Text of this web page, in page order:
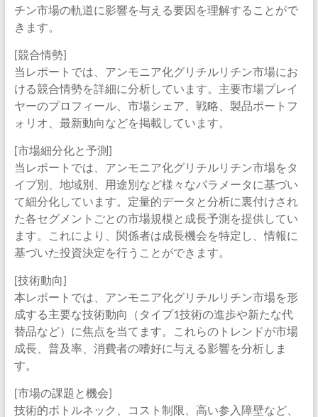
チン市場の軌道に影響を与える要因を理解することがで
きます。
[競合情勢]
当レポートでは、アンモニア化グリチルリチン市場にお
ける競合情勢を詳細に分析しています。主要市場プレイ
ヤーのプロフィール、市場シェア、戦略、製品ポートフ
ォリオ、最新動向などを掲載しています。
[市場細分化と予測]
当レポートでは、アンモニア化グリチルリチン市場をタ
イプ別、地域別、用途別など様々なパラメータに基づい
て細分化しています。定量的データと分析に裏付けされ
た各セグメントごとの市場規模と成長予測を提供してい
ます。これにより、関係者は成長機会を特定し、情報に
基づいた投資決定を行うことができます。
[技術動向]
本レポートでは、アンモニア化グリチルリチン市場を形
成する主要な技術動向（タイプ1技術の進歩や新たな代
替品など）に焦点を当てます。これらのトレンドが市場
成長、普及率、消費者の嗜好に与える影響を分析しま
す。
[市場の課題と機会]
技術的ボトルネック、コスト制限、高い参入障壁など、